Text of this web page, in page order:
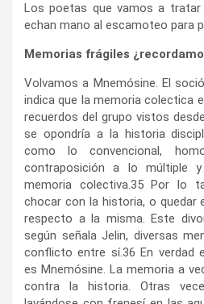
Los poetas que vamos a
echan mano al escamoteo para
Memorias frágiles
Volvamos a Mnemósine. El
indica que la memoria colectica
recuerdos del grupo vistos
se opondría a la historia
como lo convencional,
contraposición a lo múltiple
memoria colectiva.35Por lo
chocar con la historia, o quedar
respecto a la misma. Este
según señala Jelin, diversas
conflicto entre sí.36 En verdad
es Mnemósine. La memoria a
contra la historia. Otras